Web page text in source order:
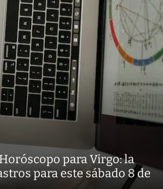
Horóscopo para Virgo: la
para este sábado 8 de